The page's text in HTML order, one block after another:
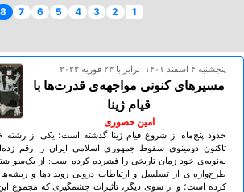
1
2
3
4
5
6
7
8
پنجشنبه ۴ اسفند ۱۴۰۱ برابر با ۲۳ فوريه ۲۰۲۳
مسیرهای کنونی مواجهه‌ی قدرت‌ها با
قیام ژینا
امین حصوری
تاکنون دومینوی سقوط جمهوری اسلامی ایران را رقم
به‌نوبه‌ی خود زمان تاریخی را فشرده کرده است: از یک‌سو
طرح‌واره‌ای از تسلسل و ارتباطات درونی رویدادها و ریشه‌ها
کرده است؛ و از سوی دیگر، تأثیرات چشمگیری که مجموع